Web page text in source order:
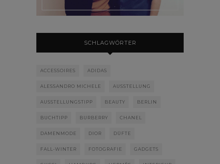
SCHLAGWÖRTER
ACCESSOIRES ADIDAS
ALESSANDRO MICHELE AUSSTELLUNG
AUSSTELLUNGSTIPP BEAUTY BERLIN
BUCHTIPP BURBERRY CHANEL
DAMENMODE DIOR DÜFTE
FALL-WINTER FOTOGRAFIE GADGETS